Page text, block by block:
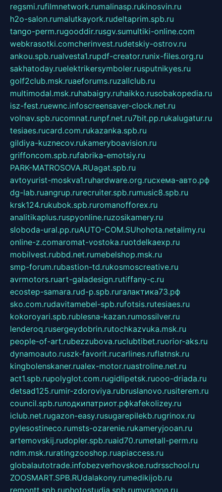
regsmi.rufilmnetwork.rumalinasp.rukinosvin.ru
h2o-salon.rumalutkayork.rudeltaprim.spb.ru
tango-perm.rugooddir.rusgv.sumultiki-online.com
webkrasotki.comcherinvest.rudetskiy-ostrov.ru
ankou.spb.rualvesta1.rupdf-creator.runix-files.org.ru
sakhatoday.ruelektrikersymboler.rusputnikyes.ru
golf2club.msk.ruaeforums.ruzallclub.ru
multimodal.msk.ruhabaigry.ruhaikko.rusobakopedia.ru
isz-fest.ruewnc.infoscreensaver-clock.net.ru
volnav.spb.rucomnat.runpf.net.ru7bit.pp.rukalugatur.ru
tesiaes.rucard.com.rukazanka.spb.ru
gildiya-kuznecov.rukameryboavision.ru
griffoncom.spb.rufabrika-emotsiy.ru
PARK-MATROSOVA.RUagat.spb.ru
avtoyurist-moskva1.ruhardware.org.ruсхема-авто.рф
dg-lab.ruangrup.rurecruiter.spb.rumusic8.spb.ru
krsk124.rukubok.spb.ruromanofforex.ru
analitikaplus.ruspyonline.ruzosikamery.ru
sloboda-ural.pp.ruAUTO-COM.SUhohota.netalimy.ru
online-z.comaromat-vostoka.ruotdelkaexp.ru
mobilvest.rubbd.net.rumebelshop.msk.ru
smp-forum.rubastion-td.rukosmoscreative.ru
avrmotors.ruart-galadesign.rutiffany-c.ru
ecostep-samara.rud-p.spb.ruгалактика73.рф
sko.com.rudavitamebel-spb.rufotsis.rutesiaes.ru
kokoroyari.spb.rublesna-kazan.rumossilver.ru
lenderoq.rusergeydobrin.rutochkazvuka.msk.ru
people-of-art.rubezzubova.ruclubtibet.ruorior-aks.ru
dynamoauto.ruszk-favorit.rucarlines.ruflatnsk.ru
kingbolenskaner.rualex-motor.ruastroline.net.ru
act1.spb.rupolyglot.com.rugidlipetsk.ruooo-driada.ru
detsad125.rumir-zdoroviya.rubruslanovo.rusiterem.ru
council.spb.ruлодкипатриот.рфkafekolizey.ru
iclub.net.rugazon-easy.rusugarepilekb.rugrinox.ru
pylesostineco.rumsts-ozarenie.rukameryjooan.ru
artemovskij.rudopler.spb.ruaid70.rumetall-perm.ru
ndm.msk.ruratingzooshop.ruapiaccess.ru
globalautotrade.infobezverhovskoe.rudrsschool.ru
ZOOSMART.SPB.RUdalakony.rumedikijob.ru
remontt.spb.ruphotostudia.spb.rumyragon.ru